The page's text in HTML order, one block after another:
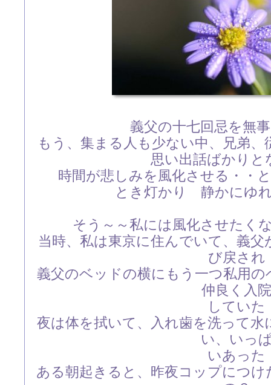
義父の十七回忌を無
もう、集まる人も少ない中、兄弟
思い出話ばかりと
時間が悲しみを風化させる・・
とき灯かり 静かにゆれ
そう～～私には風化させたく
当時、私は東京に住んでいて、義
び戻され
義父のベッドの横にもう一つ私用
仲良く入院
していた
夜は体を拭いて、入れ歯を洗って
い、いっ
いあった
ある朝起きると、昨夜コップにつ